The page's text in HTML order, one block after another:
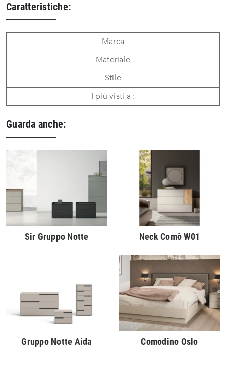
Caratteristiche:
Marca
Materiale
Stile
I più visti a :
Guarda anche:
Sir Gruppo Notte Neck Comò W01
Gruppo Notte Aida Comodino Oslo